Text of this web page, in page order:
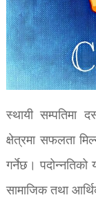
स्थायी सम्पतिमा
क्षेत्रमा सफलता
गर्नेछ।
सामाजिक तथा